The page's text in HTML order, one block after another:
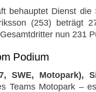
behauptet Dienst
(253) beträgt
nun 231
Podium
SWE, Motopark),
Teams Motopark –